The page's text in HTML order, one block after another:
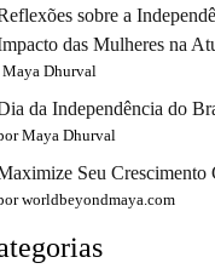
sobre a
das Mulheres na
Maya Dhurval
da Independência do
Maya Dhurval
Seu Crescimento
worldbeyondmaya.com